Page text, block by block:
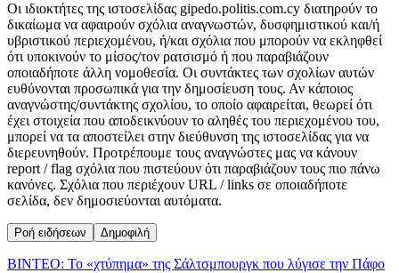
Οι ιδιοκτήτες της ιστοσελίδας gipedo.politis.com.cy διατηρούν το
δικαίωμα να αφαιρούν σχόλια αναγνωστών, δυσφημιστικού και/ή
υβριστικού περιεχομένου, ή/και σχόλια που μπορούν να εκληφθεί
ότι υποκινούν το μίσος/τον ρατσισμό ή που παραβιάζουν
οποιαδήποτε άλλη νομοθεσία. Οι συντάκτες των σχολίων αυτών
ευθύνονται προσωπικά για την δημοσίευση τους. Αν κάποιος
αναγνώστης/συντάκτης σχολίου, το οποίο αφαιρείται, θεωρεί ότι
έχει στοιχεία που αποδεικνύουν το αληθές του περιεχομένου του,
μπορεί να τα αποστείλει στην διεύθυνση της ιστοσελίδας για να
διερευνηθούν. Προτρέπουμε τους αναγνώστες μας να κάνουν
report / flag σχόλια που πιστεύουν ότι παραβιάζουν τους πιο πάνω
κανόνες. Σχόλια που περιέχουν URL / links σε οποιαδήποτε
σελίδα, δεν δημοσιεύονται αυτόματα.
Ροή ειδήσεων Δημοφιλή
ΒΙΝΤΕΟ: Το «χτύπημα» της Σάλτσμπουργκ που λύγισε την Πάφο